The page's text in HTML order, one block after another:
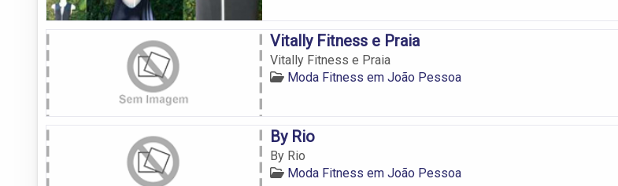
Vitally Fitness e Praia
Vitally Fitness e Praia
Moda Fitness em João Pessoa
By Rio
By Rio
Moda Fitness em João Pessoa